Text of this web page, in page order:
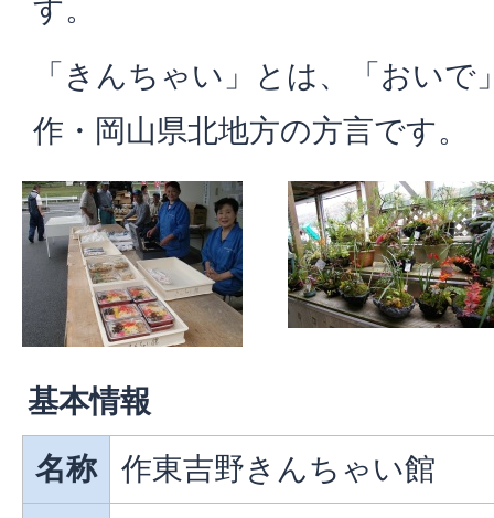
す。
「きんちゃい」とは、「おい
作・岡山県北地方の方言です。
基本情報
名称
作東吉野きんちゃい館